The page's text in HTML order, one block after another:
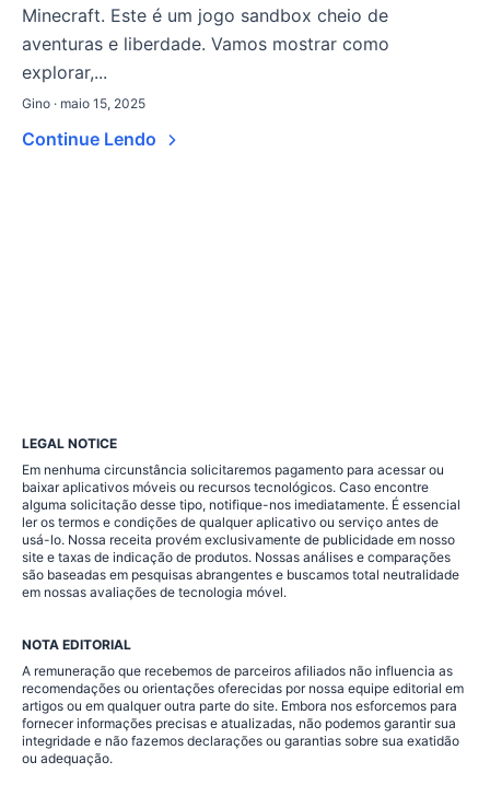
Minecraft. Este é um jogo sandbox cheio de
aventuras e liberdade. Vamos mostrar como
explorar,...
Gino · maio 15, 2025
Continue Lendo
LEGAL NOTICE
Em nenhuma circunstância solicitaremos pagamento para acessar ou
baixar aplicativos móveis ou recursos tecnológicos. Caso encontre
alguma solicitação desse tipo, notifique-nos imediatamente. É essencial
ler os termos e condições de qualquer aplicativo ou serviço antes de
usá-lo. Nossa receita provém exclusivamente de publicidade em nosso
site e taxas de indicação de produtos. Nossas análises e comparações
são baseadas em pesquisas abrangentes e buscamos total neutralidade
em nossas avaliações de tecnologia móvel.
NOTA EDITORIAL
A remuneração que recebemos de parceiros afiliados não influencia as
recomendações ou orientações oferecidas por nossa equipe editorial em
artigos ou em qualquer outra parte do site. Embora nos esforcemos para
fornecer informações precisas e atualizadas, não podemos garantir sua
integridade e não fazemos declarações ou garantias sobre sua exatidão
ou adequação.